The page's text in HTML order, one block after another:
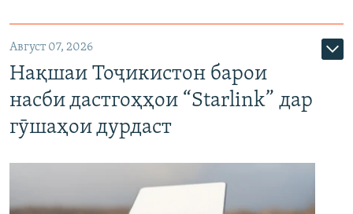
Август 07, 2026
Нақшаи Тоҷикистон барои
насби дастгоҳҳои “Starlink” дар
гӯшаҳои дурдаст